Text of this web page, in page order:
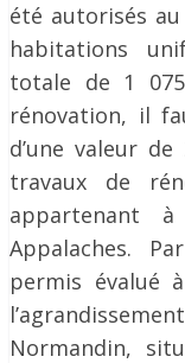
été autorisés
habitations
totale de 1
rénovation, il
d’une valeur
travaux de
appartenant
Appalaches.
permis évalué
Normandin,